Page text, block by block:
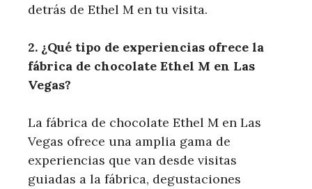
detrás de Ethel M en tu visita.
2. ¿Qué tipo de⁤ experiencias ofrece la
fábrica de chocolate Ethel ‌M en Las
Vegas?
La ​fábrica de chocolate Ethel M en Las
Vegas‍ ofrece una amplia ⁤gama de
experiencias que van desde ⁤visitas
guiadas a la fábrica, degustaciones